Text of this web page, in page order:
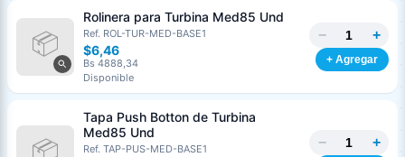
Rolinera para Turbina Med85 Und
Ref. ROL-TUR-MED-BASE1
$6,46
Bs 4888,34
Disponible
− +
+ Agregar
Tapa Push Botton de Turbina
Med85 Und
Ref. TAP-PUS-MED-BASE1 − +
Generar cotización
Completá los datos para emitir el PDF
Nombre o razón social
Cédula o RIF*